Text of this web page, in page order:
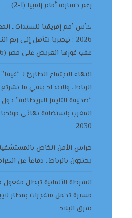
رغم خسارته أمام زامبيا (1-2)
كأس أمم إفريقيا للسيدات ـ
2026 : نيجيريا تتأهل إلى ربع
عقب فوزها العريض على مصر (6-2)
انتهاء الاجتماع الطارئ لـ
الرباط.. والاتحاد ينفي ما نشرتع
“صحيفة التايمز البريطانية”
المغرب باستضافة نهائي
2030
حراس الأمن الخاص
يحتجون بالرباط.. دفاعاً عن
الشرطة الألمانية تبطل مفعول
مسيرة تحمل متفجرات بمطار
شرق البلاد